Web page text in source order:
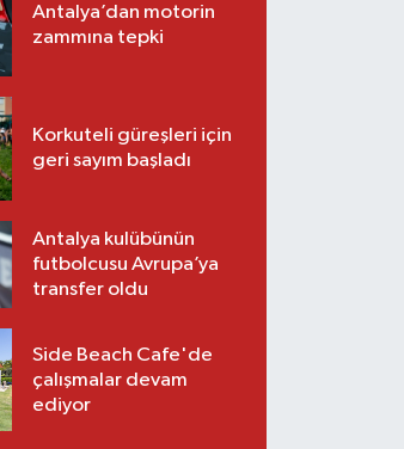
Antalya’dan motorin
zammına tepki
Korkuteli güreşleri için
geri sayım başladı
Antalya kulübünün
futbolcusu Avrupa’ya
transfer oldu
Side Beach Cafe'de
çalışmalar devam
ediyor